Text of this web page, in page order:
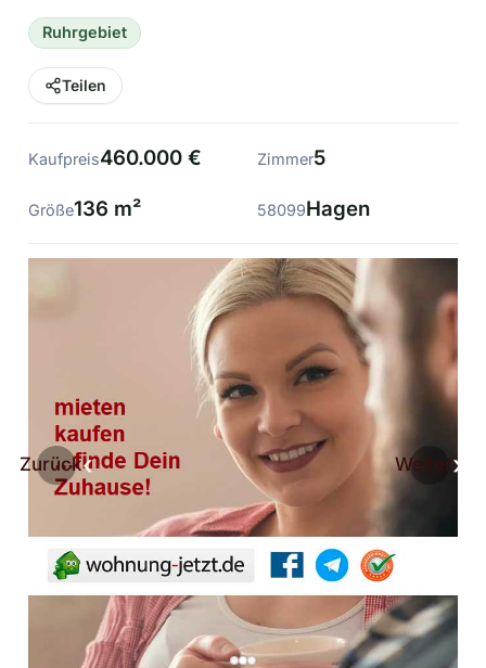
Ruhrgebiet
Teilen
Kaufpreis460.000 € Zimmer5
Größe136 m² 58099Hagen
Zurück Weiter